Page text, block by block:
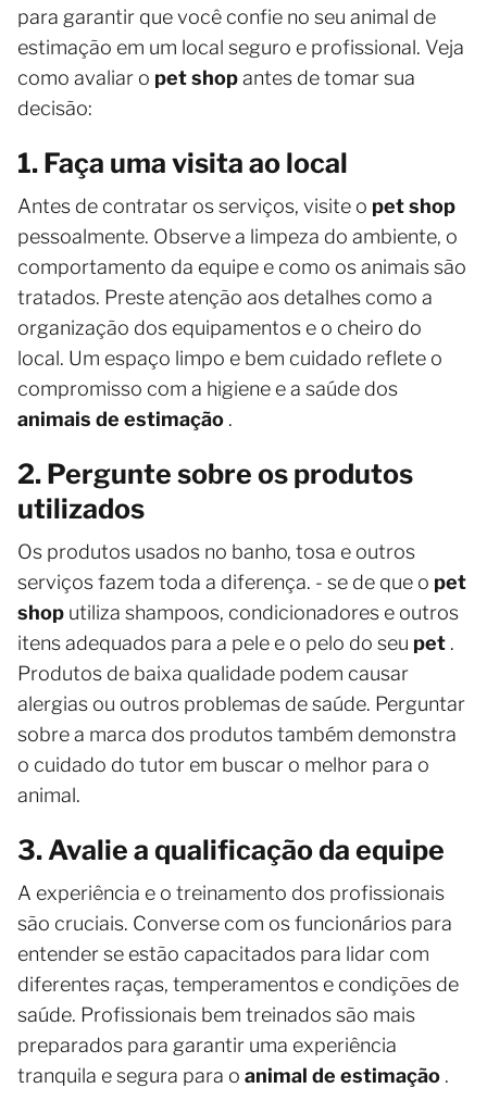
para garantir que você confie no seu animal de
estimação em um local seguro e profissional. Veja
como avaliar o pet shopantes de tomar sua
decisão:
1. Faça uma visita ao local
Antes de contratar os serviços, visite o pet shop
pessoalmente. Observe a limpeza do ambiente, o
comportamento da equipe e como os animais são
tratados. Preste atenção aos detalhes como a
organização dos equipamentos e o cheiro do
local. Um espaço limpo e bem cuidado reflete o
compromisso com a higiene e a saúde dos
animais de estimação .
2. Pergunte sobre os produtos
utilizados
Os produtos usados ​​no banho, tosa e outros
serviços fazem toda a diferença. - se de que o pet
shop utiliza shampoos, condicionadores e outros
itens adequados para a pele e o pelo do seu pet .
Produtos de baixa qualidade podem causar
alergias ou outros problemas de saúde. Perguntar
sobre a marca dos produtos também demonstra
o cuidado do tutor em buscar o melhor para o
animal.
3. Avalie a qualificação da equipe
A experiência e o treinamento dos profissionais
são cruciais. Converse com os funcionários para
entender se estão capacitados para lidar com
diferentes raças, temperamentos e condições de
saúde. Profissionais bem treinados são mais
preparados para garantir uma experiência
tranquila e segura para o animal de estimação .